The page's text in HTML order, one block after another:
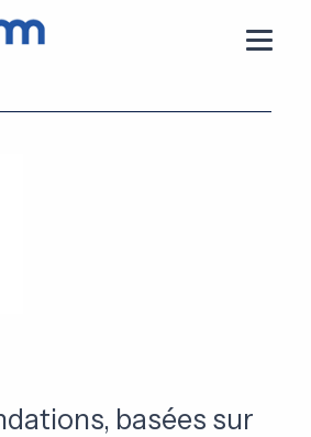
basées sur